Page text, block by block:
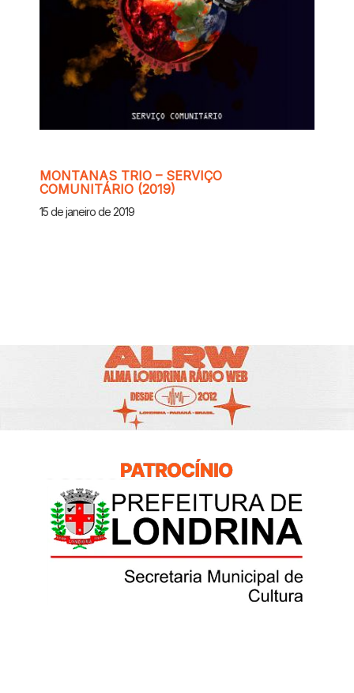
MONTANAS TRIO – SERVIÇO
COMUNITÁRIO (2019)
15 de janeiro de 2019